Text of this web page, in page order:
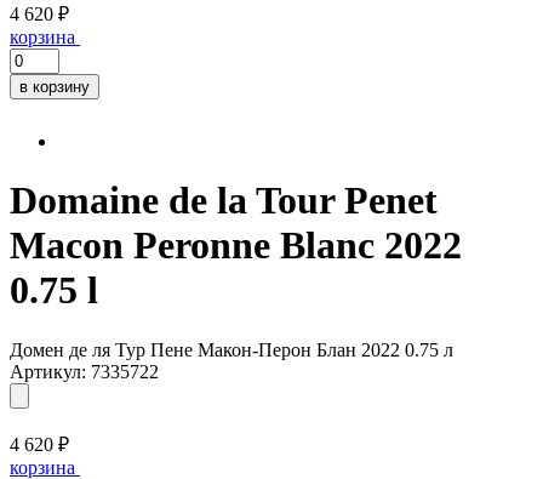
4 620 ₽
корзина
в корзину
Domaine de la Tour Penet
Macon Peronne Blanc 2022
0.75 l
Домен де ля Тур Пене Макон-Перон Блан 2022 0.75 л
Артикул: 7335722
4 620 ₽
корзина